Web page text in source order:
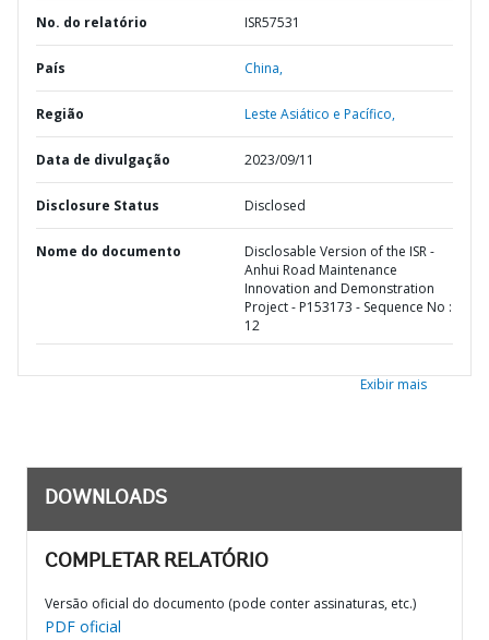
No. do relatório ISR57531
País China,
Região Leste Asiático e Pacífico,
Data de divulgação 2023/09/11
Disclosure Status Disclosed
Nome do documento
Disclosable Version of the ISR -
Anhui Road Maintenance
Innovation and Demonstration
Project - P153173 - Sequence No :
12
Exibir mais
DOWNLOADS
COMPLETAR RELATÓRIO
Versão oficial do documento (pode conter assinaturas, etc.)
PDF oficial